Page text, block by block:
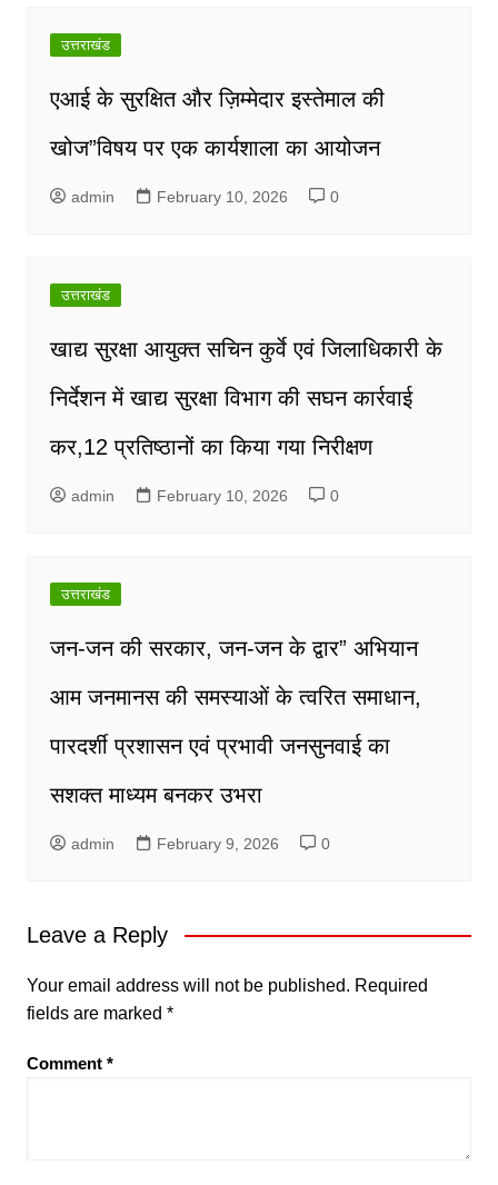
उत्तराखंड
एआई के सुरक्षित और ज़िम्मेदार इस्तेमाल की
खोज”विषय पर एक कार्यशाला का आयोजन
admin February 10, 2026 0
उत्तराखंड
खाद्य सुरक्षा आयुक्त सचिन कुर्वे एवं जिलाधिकारी के
निर्देशन में खाद्य सुरक्षा विभाग की सघन कार्रवाई
कर,12 प्रतिष्ठानों का किया गया निरीक्षण
admin February 10, 2026 0
उत्तराखंड
जन-जन की सरकार, जन-जन के द्वार” अभियान
आम जनमानस की समस्याओं के त्वरित समाधान,
पारदर्शी प्रशासन एवं प्रभावी जनसुनवाई का
सशक्त माध्यम बनकर उभरा
admin February 9, 2026 0
Leave a Reply
Your email address will not be published. Required
fields are marked *
Comment *